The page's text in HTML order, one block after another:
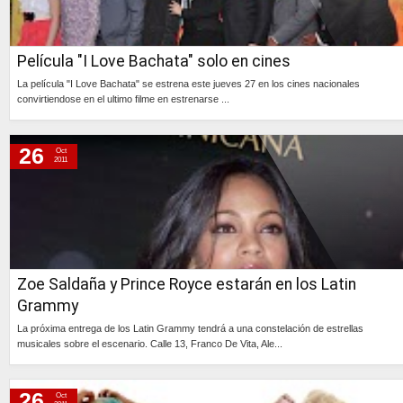
Película "I Love Bachata" solo en cines
La película "I Love Bachata" se estrena este jueves 27 en los cines nacionales
convirtiendose en el ultimo filme en estrenarse ...
Zoe Saldaña y Prince Royce estarán en los Latin
Grammy
La próxima entrega de los Latin Grammy tendrá a una constelación de estrellas
musicales sobre el escenario. Calle 13, Franco De Vita, Ale...
26
Oct
2011
Oct